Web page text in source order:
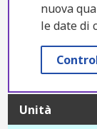
nuova
le date di
Unità